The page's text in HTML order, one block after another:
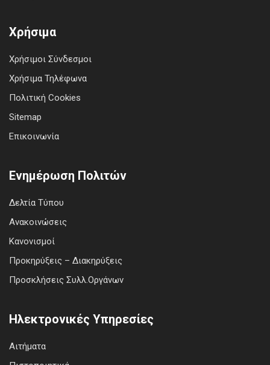
Χρήσιμα
Χρήσιμοι Σύνδεσμοι
Χρήσιμα Τηλέφωνα
Πολιτική Cookies
Sitemap
Επικοινωνία
Ενημέρωση Πολιτών
Δελτία Τύπου
Ανακοινώσεις
Κανονισμοί
Προκηρύξεις – Διακηρύξεις
Προσκλήσεις Συλλ.Οργάνων
Ηλεκτρονικές Υπηρεσίες
Αιτήματα